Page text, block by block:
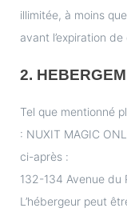
illimitée, à moins
avant l’expiration
2.
Tel que mentionné
: NUXIT MAGIC
ci-après :
132-134 Avenue du
L’hébergeur peut